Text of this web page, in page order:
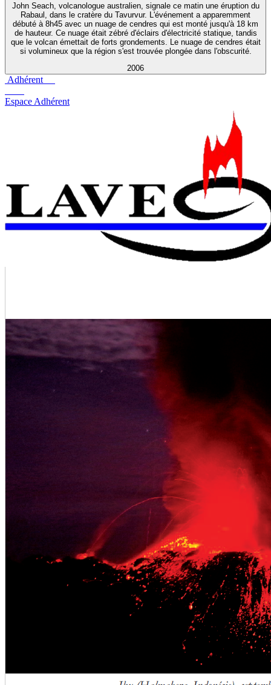
John Seach, volcanologue australien, signale ce matin une éruption du
Rabaul, dans le cratère du Tavurvur. L'événement a apparemment
débuté à 8h45 avec un nuage de cendres qui est monté jusqu'à 18 km
de hauteur. Ce nuage était zébré d'éclairs d'électricité statique, tandis
que le volcan émettait de forts grondements. Le nuage de cendres était
si volumineux que la région s'est trouvée plongée dans l'obscurité.
2006
Adhérent
Espace Adhérent